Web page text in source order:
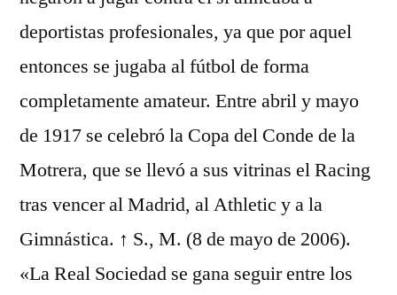
deportistas profesionales, ya que por aquel
entonces se jugaba al fútbol de forma
completamente amateur. Entre abril y mayo
de 1917 se celebró la Copa del Conde de la
Motrera, que se llevó a sus vitrinas el Racing
tras vencer al Madrid, al Athletic y a la
Gimnástica. ↑ S., M. (8 de mayo de 2006).
«La Real Sociedad se gana seguir entre los